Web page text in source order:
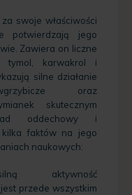
swoje właściwości
potwierdzają jego
Zawiera on liczne
tymol, karwakrol i
silne działanie
oraz
skutecznym
oddechowy i
kilka faktów na jego
naukowych:
aktywność
przede wszystkim